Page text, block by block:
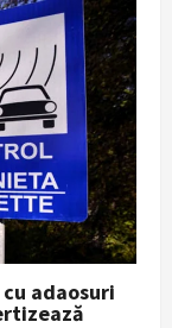
adaosuri